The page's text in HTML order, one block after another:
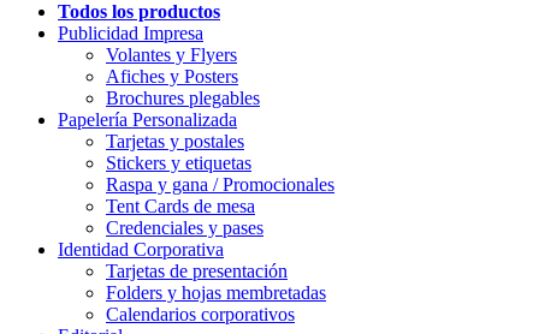
Todo​s lo​s ​productos
Publicidad Impresa
Volantes y Flyers
Afiches y Posters
Brochures plegables
Papelería Personalizada
Tarjetas y postales
Stickers y etiquetas
Raspa y gana / Promocionales
Tent Cards de mesa
Credenciales y pases
Identidad Corporativa
Tarjetas de presentación
Folders y hojas membretadas
Calendarios corporativos